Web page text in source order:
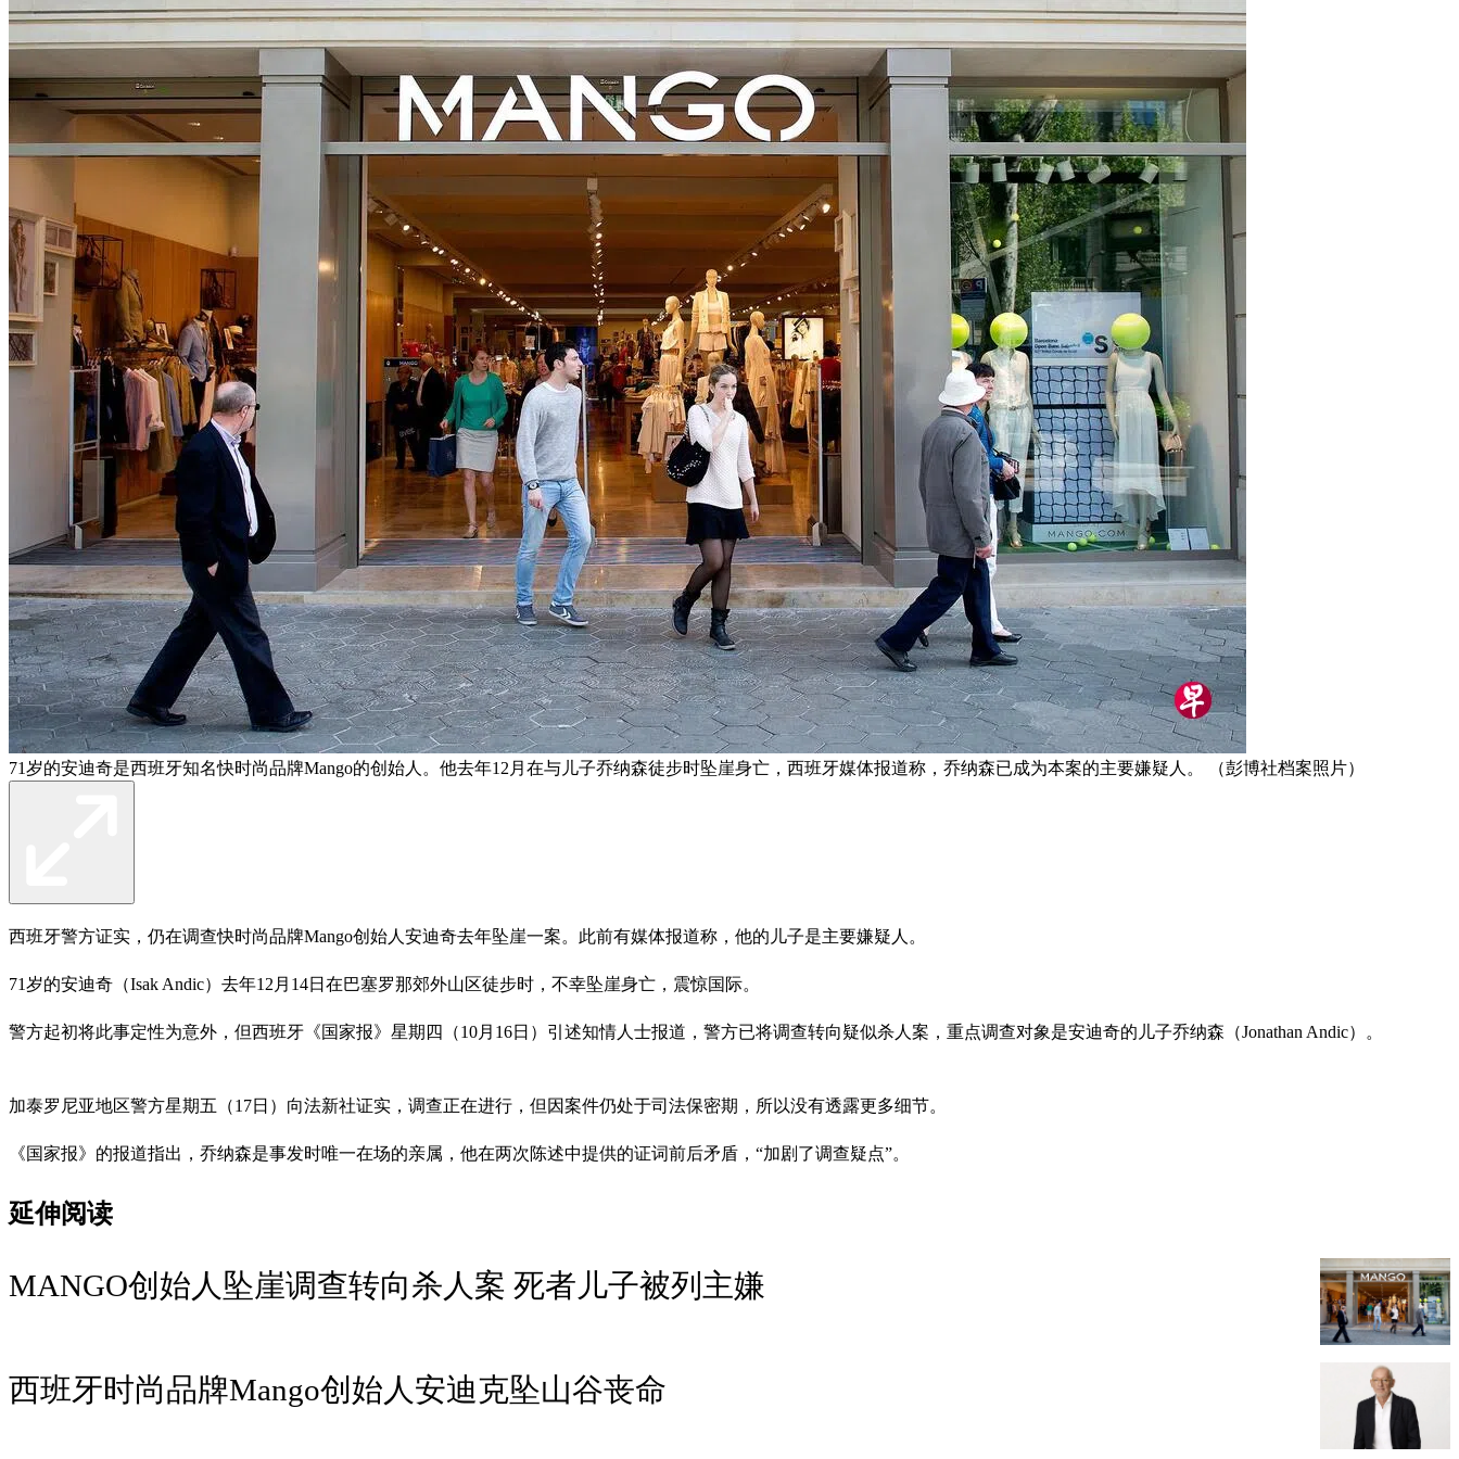
71岁的安迪奇是西班牙知名快时尚品牌Mango的创始人。他去年12月在与儿子乔纳森徒步时坠崖身亡，西班牙媒体报道称，乔纳森已成为本案的主要嫌疑人。 （彭博社档案照片）
西班牙警方证实，仍在调查快时尚品牌Mango创始人安迪奇去年坠崖一案。此前有媒体报道称，他的儿子是主要嫌疑人。
71岁的安迪奇（Isak Andic）去年12月14日在巴塞罗那郊外山区徒步时，不幸坠崖身亡，震惊国际。
警方起初将此事定性为意外，但西班牙《国家报》星期四（10月16日）引述知情人士报道，警方已将调查转向疑似杀人案，重点调查对象是安迪奇的儿子乔纳森（Jonathan Andic）。
加泰罗尼亚地区警方星期五（17日）向法新社证实，调查正在进行，但因案件仍处于司法保密期，所以没有透露更多细节。
《国家报》的报道指出，乔纳森是事发时唯一在场的亲属，他在两次陈述中提供的证词前后矛盾，“加剧了调查疑点”。
延伸阅读
MANGO创始人坠崖调查转向杀人案 死者儿子被列主嫌
西班牙时尚品牌Mango创始人安迪克坠山谷丧命